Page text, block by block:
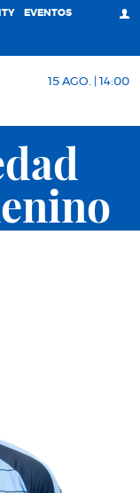
EVENTOS
15 AGO. | 14:00